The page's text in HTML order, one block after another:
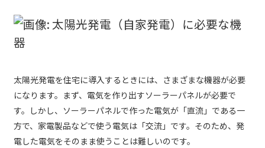
太陽光発電を住宅に導入するときには、さまざまな機器が必要
になります。まず、電気を作り出すソーラーパネルが必要で
す。しかし、ソーラーパネルで作った電気が「直流」である一
方で、家電製品などで使う電気は「交流」です。そのため、発
電した電気をそのまま使うことは難しいのです。